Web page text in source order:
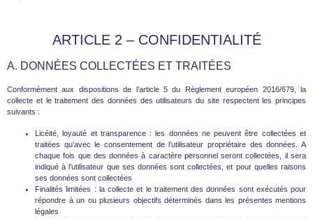
ARTICLE 2 – CONFIDENTIALITÉ
A. DONNÉES COLLECTÉES ET TRAITÉES
Conformément aux dispositions de l’article 5 du Règlement européen 2016/679, la
collecte et le traitement des données des utilisateurs du site respectent les principes
suivants :
Licéité, loyauté et transparence : les données ne peuvent être collectées et
traitées qu’avec le consentement de l’utilisateur propriétaire des données. A
chaque fois que des données à caractère personnel seront collectées, il sera
indiqué à l’utilisateur que ses données sont collectées, et pour quelles raisons
ses données sont collectées
Finalités limitées : la collecte et le traitement des données sont exécutés pour
répondre à un ou plusieurs objectifs déterminés dans les présentes mentions
légales